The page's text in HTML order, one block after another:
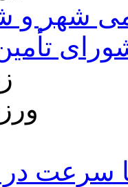
شهر و
سرعت